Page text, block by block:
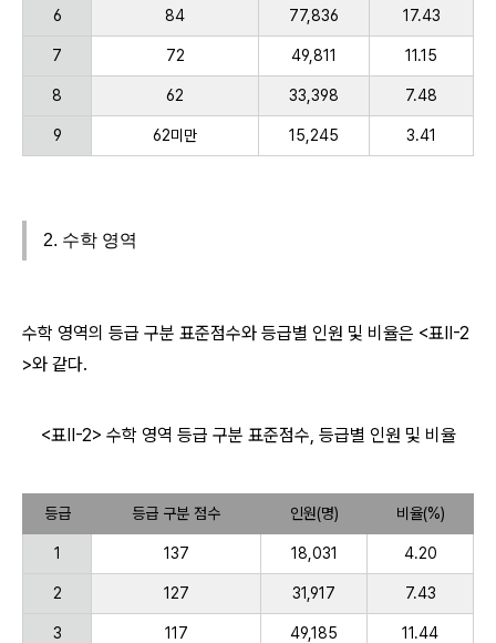
6 84 77,836 17.43
7 72 49,811 11.15
8 62 33,398 7.48
9 62미만 15,245 3.41
2. 수학 영역
수학 영역의 등급 구분 표준점수와 등급별 인원 및 비율은 <표Ⅱ-2
>와 같다.
<표Ⅱ-2> 수학 영역 등급 구분 표준점수, 등급별 인원 및 비율
등급 등급 구분 점수 인원(명) 비율(%)
1 137 18,031 4.20
2 127 31,917 7.43
3 117 49,185 11.44